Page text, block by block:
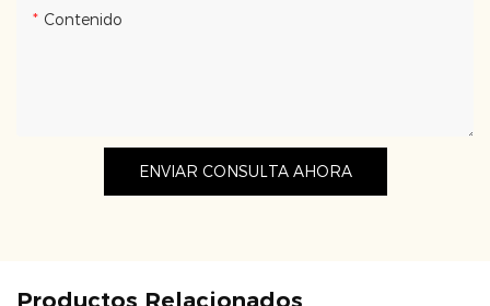
Contenido
ENVIAR CONSULTA AHORA
Productos Relacionados